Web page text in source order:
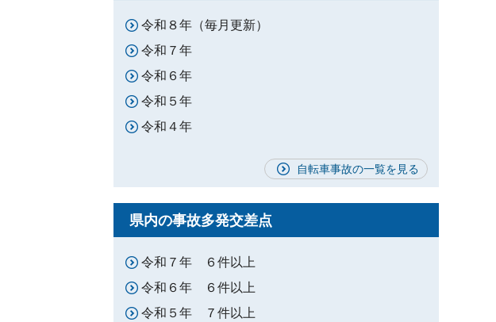
令和８年（毎月更新）
令和７年
令和６年
令和５年
令和４年
自転車事故の一覧を見る
県内の事故多発交差点
令和７年 ６件以上
令和６年 ６件以上
令和５年 ７件以上